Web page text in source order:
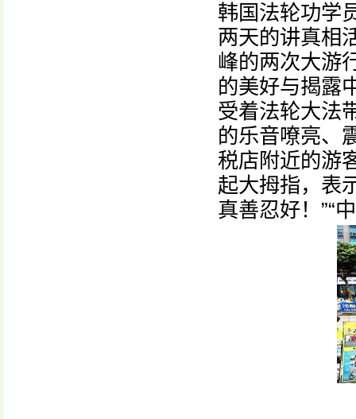
韩国法轮功学
两天的讲真相
峰的两次大游
的美好与揭露
受着法轮大法
的乐音嘹亮、
税店附近的游
起大拇指，表
真善忍好！”“